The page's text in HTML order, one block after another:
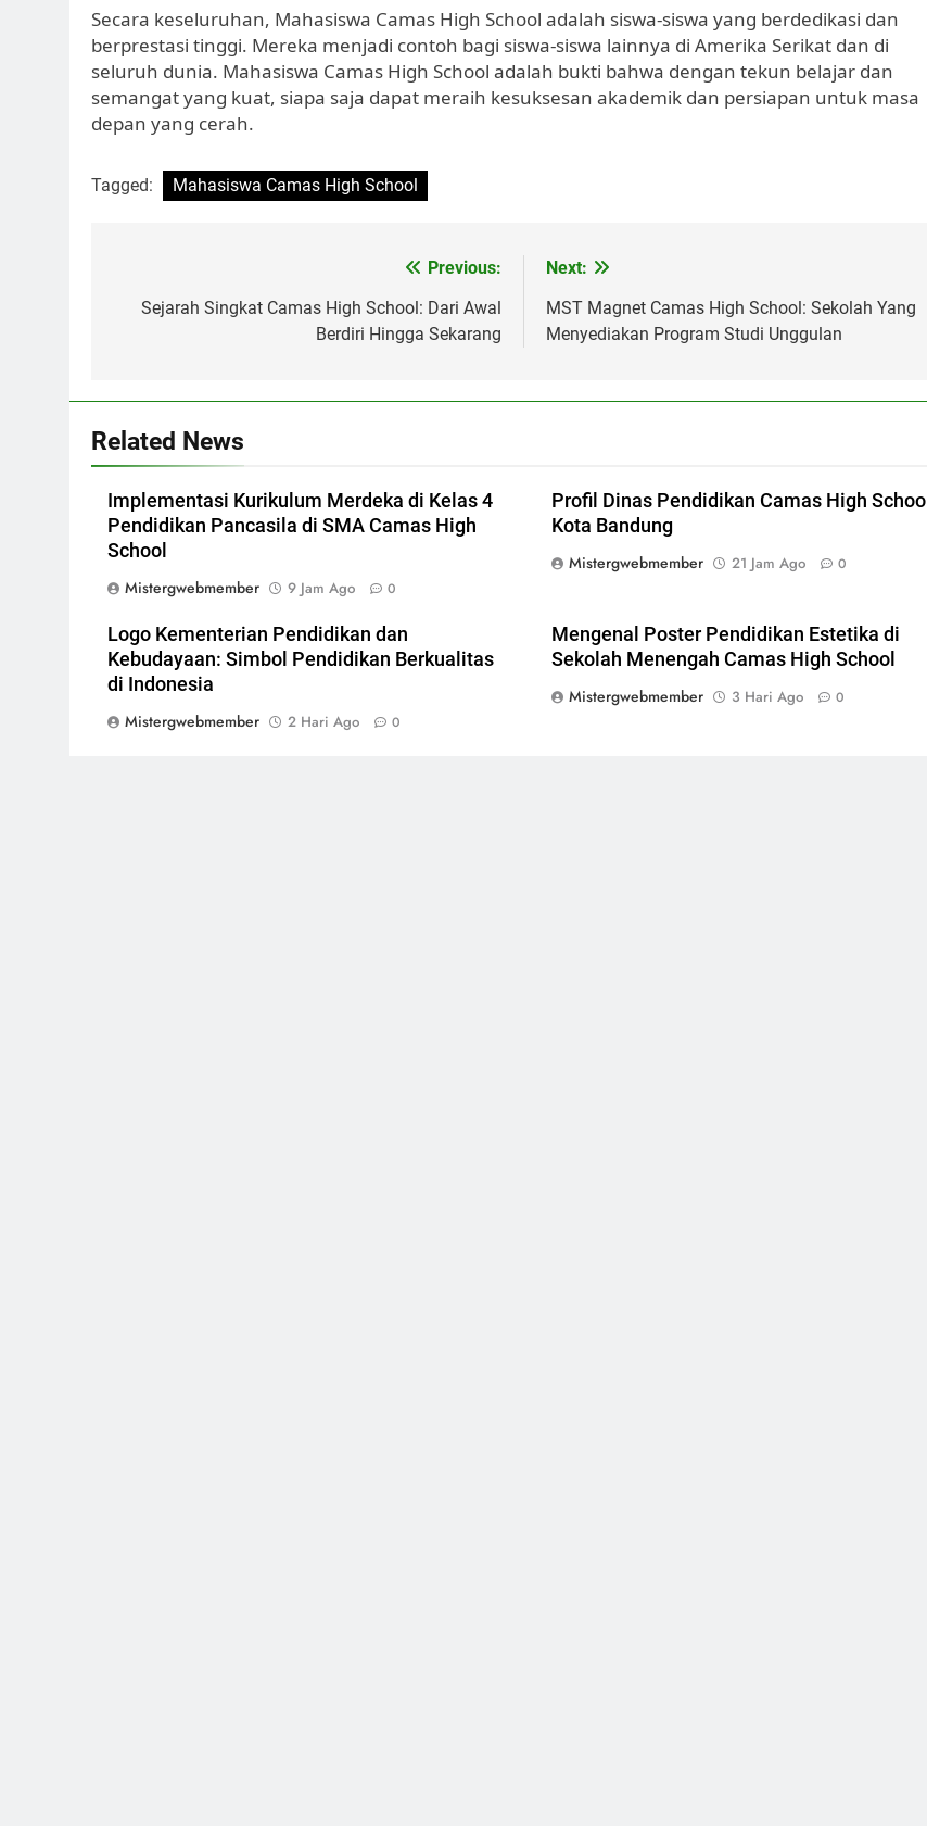
Secara keseluruhan, Mahasiswa Camas High School adalah siswa-siswa yang berdedikasi dan
berprestasi tinggi. Mereka menjadi contoh bagi siswa-siswa lainnya di Amerika Serikat dan di
seluruh dunia. Mahasiswa Camas High School adalah bukti bahwa dengan tekun belajar dan
semangat yang kuat, siapa saja dapat meraih kesuksesan akademik dan persiapan untuk masa
depan yang cerah.
Tagged: Mahasiswa Camas High School
pos
Previous:
Sejarah Singkat Camas High School: Dari Awal
Berdiri Hingga Sekarang
Next:
MST Magnet Camas High School: Sekolah Yang
Menyediakan Program Studi Unggulan
Related News
Implementasi Kurikulum Merdeka di Kelas 4
Pendidikan Pancasila di SMA Camas High
School
Mistergwebmember
9 Jam Ago 0
Profil Dinas Pendidikan Camas High School
Kota Bandung
Mistergwebmember
21 Jam Ago 0
Logo Kementerian Pendidikan dan
Kebudayaan: Simbol Pendidikan Berkualitas
di Indonesia
Mistergwebmember
2 Hari Ago 0
Mengenal Poster Pendidikan Estetika di
Sekolah Menengah Camas High School
Mistergwebmember
3 Hari Ago 0